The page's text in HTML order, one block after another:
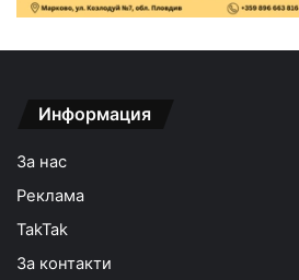
Информация
За нас
Реклама
TakTak
За контакти